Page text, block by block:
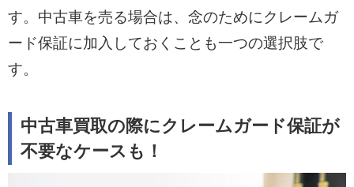
す。中古車を売る場合は、念のためにクレームガ
ード保証に加入しておくことも一つの選択肢で
す。
中古車買取の際にクレームガード保証が
不要なケースも！